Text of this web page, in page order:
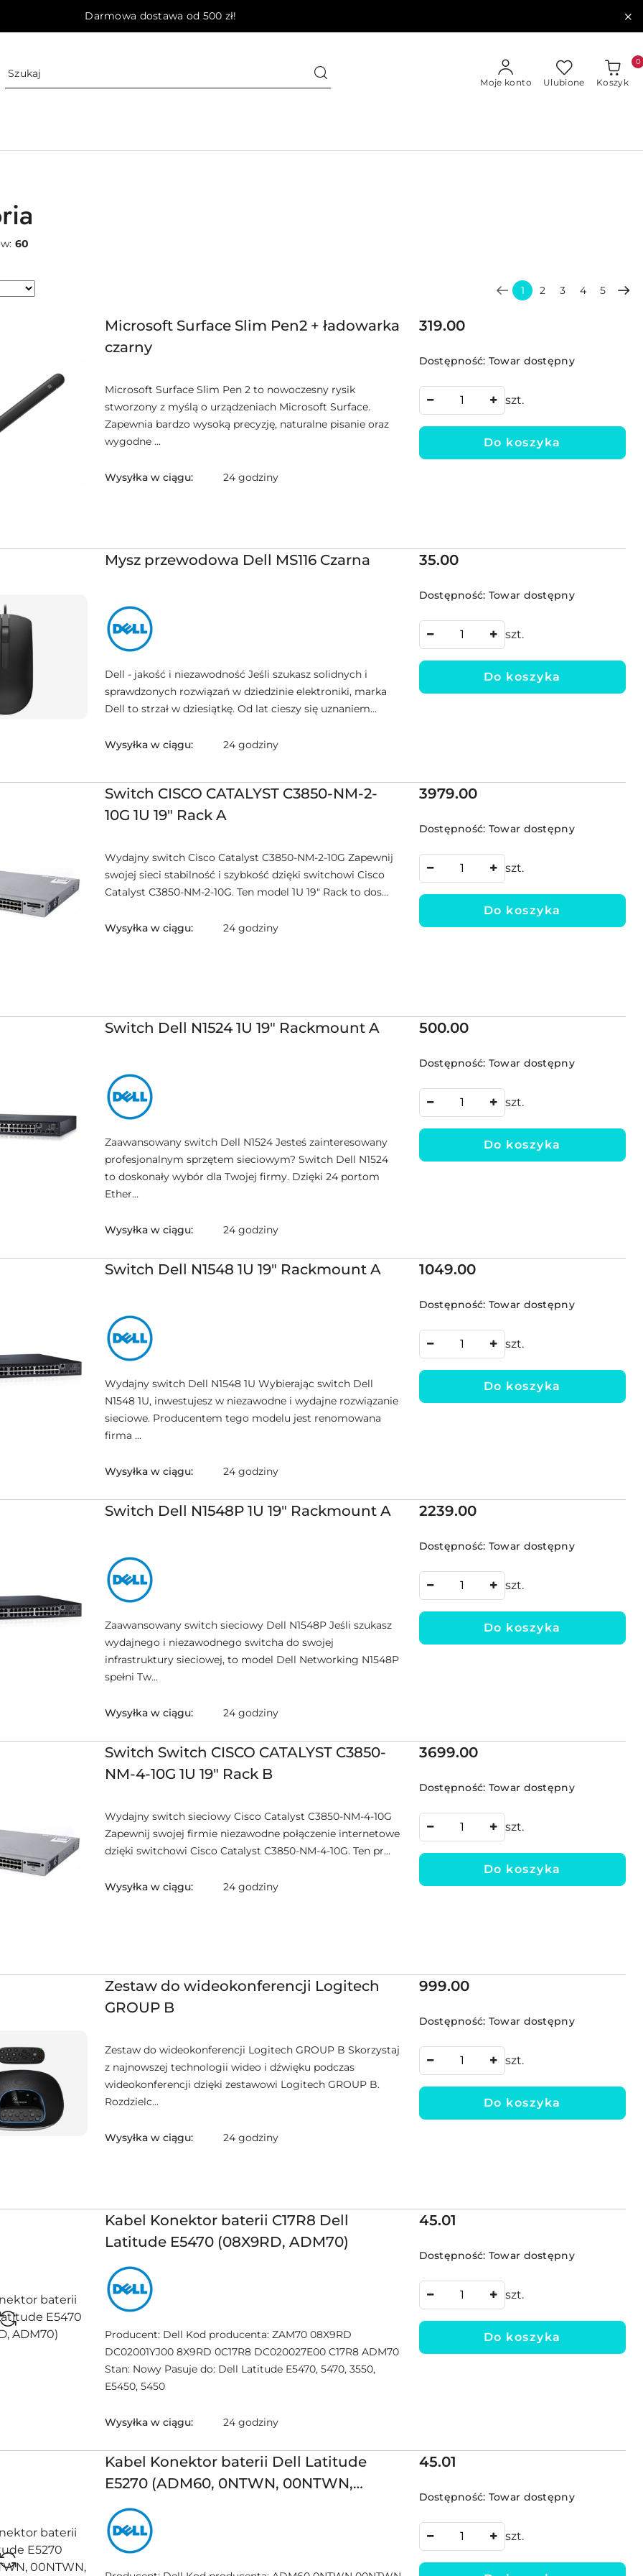
Darmowa dostawa od 500 zł!
Moje konto Ulubione Koszyk
0
60
1 2 3 4 5
Microsoft Surface Slim Pen2 + ładowarka
czarny
Microsoft Surface Slim Pen 2 to nowoczesny rysik
stworzony z myślą o urządzeniach Microsoft Surface.
Zapewnia bardzo wysoką precyzję, naturalne pisanie oraz
wygodne ...
Wysyłka w ciągu: 24 godziny
Cena:
319.00
Dostępność: Towar dostępny
szt.
Do koszyka
Mysz przewodowa Dell MS116 Czarna
NAZWA
PRODUCENTA:
DELL
Dell - jakość i niezawodność Jeśli szukasz solidnych i
sprawdzonych rozwiązań w dziedzinie elektroniki, marka
Dell to strzał w dziesiątkę. Od lat cieszy się uznaniem...
Wysyłka w ciągu: 24 godziny
Cena:
35.00
Dostępność: Towar dostępny
szt.
Do koszyka
Switch CISCO CATALYST C3850-NM-2-
10G 1U 19" Rack A
Wydajny switch Cisco Catalyst C3850-NM-2-10G Zapewnij
swojej sieci stabilność i szybkość dzięki switchowi Cisco
Catalyst C3850-NM-2-10G. Ten model 1U 19" Rack to dos...
Wysyłka w ciągu: 24 godziny
Cena:
3979.00
Dostępność: Towar dostępny
szt.
Do koszyka
Switch Dell N1524 1U 19" Rackmount A
NAZWA
PRODUCENTA:
DELL
Zaawansowany switch Dell N1524 Jesteś zainteresowany
profesjonalnym sprzętem sieciowym? Switch Dell N1524
to doskonały wybór dla Twojej firmy. Dzięki 24 portom
Ether...
Wysyłka w ciągu: 24 godziny
Cena:
500.00
Dostępność: Towar dostępny
szt.
Do koszyka
Switch Dell N1548 1U 19" Rackmount A
NAZWA
PRODUCENTA:
DELL
Wydajny switch Dell N1548 1U Wybierając switch Dell
N1548 1U, inwestujesz w niezawodne i wydajne rozwiązanie
sieciowe. Producentem tego modelu jest renomowana
firma ...
Wysyłka w ciągu: 24 godziny
Cena:
1049.00
Dostępność: Towar dostępny
szt.
Do koszyka
Switch Dell N1548P 1U 19" Rackmount A
NAZWA
PRODUCENTA:
DELL
Zaawansowany switch sieciowy Dell N1548P Jeśli szukasz
wydajnego i niezawodnego switcha do swojej
infrastruktury sieciowej, to model Dell Networking N1548P
spełni Tw...
Wysyłka w ciągu: 24 godziny
Cena:
2239.00
Dostępność: Towar dostępny
szt.
Do koszyka
Switch Switch CISCO CATALYST C3850-
NM-4-10G 1U 19" Rack B
Wydajny switch sieciowy Cisco Catalyst C3850-NM-4-10G
Zapewnij swojej firmie niezawodne połączenie internetowe
dzięki switchowi Cisco Catalyst C3850-NM-4-10G. Ten pr...
Wysyłka w ciągu: 24 godziny
Cena:
3699.00
Dostępność: Towar dostępny
szt.
Do koszyka
Zestaw do wideokonferencji Logitech
GROUP B
Zestaw do wideokonferencji Logitech GROUP B Skorzystaj
z najnowszej technologii wideo i dźwięku podczas
wideokonferencji dzięki zestawowi Logitech GROUP B.
Rozdzielc...
Wysyłka w ciągu: 24 godziny
Cena:
999.00
Dostępność: Towar dostępny
szt.
Do koszyka
Kabel Konektor baterii C17R8 Dell
Latitude E5470 (08X9RD, ADM70)
NAZWA
PRODUCENTA:
DELL
Producent: Dell Kod producenta: ZAM70 08X9RD
DC02001YJ00 8X9RD 0C17R8 DC020027E00 C17R8 ADM70
Stan: Nowy Pasuje do: Dell Latitude E5470, 5470, 3550,
E5450, 5450
Wysyłka w ciągu: 24 godziny
Cena:
45.01
Dostępność: Towar dostępny
szt.
Do koszyka
Kabel Konektor baterii Dell Latitude
E5270 (ADM60, 0NTWN, 00NTWN,
DC020028J00)
NAZWA
PRODUCENTA:
DELL
Cena:
45.01
Dostępność: Towar dostępny
szt.